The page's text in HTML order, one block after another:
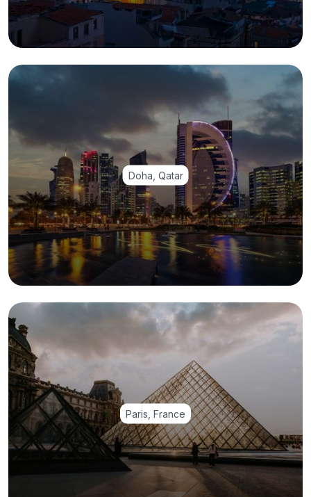
Doha, Qatar
Paris, France